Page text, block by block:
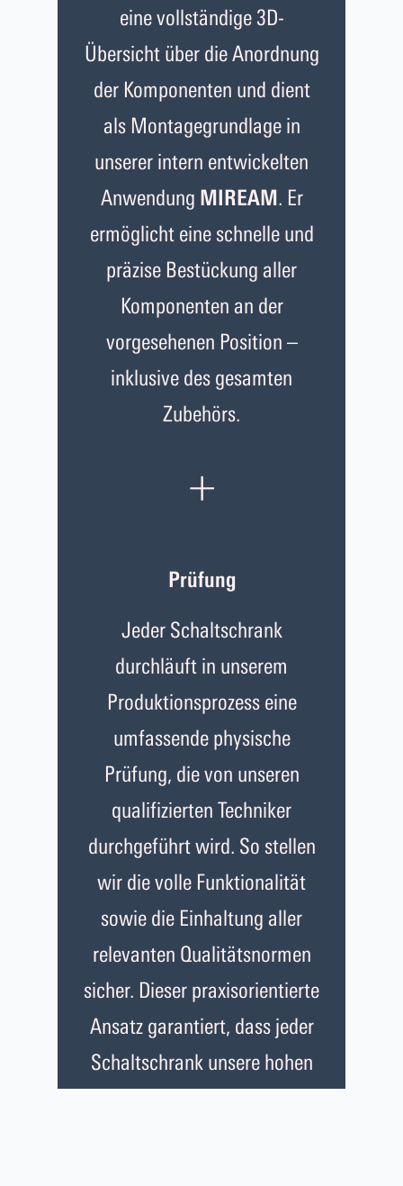
eine vollständige 3D-
Übersicht über die Anordnung
der Komponenten und dient
als Montagegrundlage in
unserer intern entwickelten
Anwendung MIREAM. Er
ermöglicht eine schnelle und
präzise Bestückung aller
Komponenten an der
vorgesehenen Position –
inklusive des gesamten
Zubehörs.
+
Prüfung
Jeder Schaltschrank
durchläuft in unserem
Produktionsprozess eine
umfassende physische
Prüfung, die von unseren
qualifizierten Techniker
durchgeführt wird. So stellen
wir die volle Funktionalität
sowie die Einhaltung aller
relevanten Qualitätsnormen
sicher. Dieser praxisorientierte
Ansatz garantiert, dass jeder
Schaltschrank unsere hohen